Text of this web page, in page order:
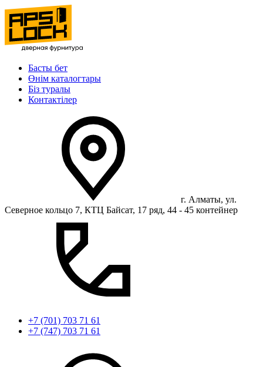
Басты бет
Өнім каталогтары
Біз туралы
Контактілер
г. Алматы, ул.
Северное кольцо 7, КТЦ Байсат, 17 ряд, 44 - 45 контейнер
+7 (701) 703 71 61
+7 (747) 703 71 61